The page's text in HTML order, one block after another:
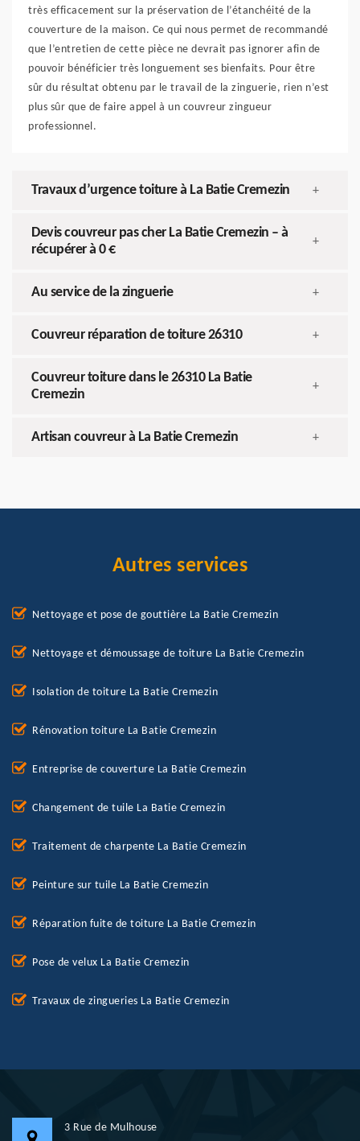
très efficacement sur la préservation de l’étanchéité de la
couverture de la maison. Ce qui nous permet de recommandé
que l’entretien de cette pièce ne devrait pas ignorer afin de
pouvoir bénéficier très longuement ses bienfaits. Pour être
sûr du résultat obtenu par le travail de la zinguerie, rien n’est
plus sûr que de faire appel à un couvreur zingueur
professionnel.
Travaux d’urgence toiture à La Batie Cremezin +
Devis couvreur pas cher La Batie Cremezin – à
récupérer à 0 €
+
Au service de la zinguerie +
Couvreur réparation de toiture 26310 +
Couvreur toiture dans le 26310 La Batie
Cremezin
+
Artisan couvreur à La Batie Cremezin +
Autres services
Nettoyage et pose de gouttière La Batie Cremezin
Nettoyage et démoussage de toiture La Batie Cremezin
Isolation de toiture La Batie Cremezin
Rénovation toiture La Batie Cremezin
Entreprise de couverture La Batie Cremezin
Changement de tuile La Batie Cremezin
Traitement de charpente La Batie Cremezin
Peinture sur tuile La Batie Cremezin
Réparation fuite de toiture La Batie Cremezin
Pose de velux La Batie Cremezin
Travaux de zingueries La Batie Cremezin
3 Rue de Mulhouse